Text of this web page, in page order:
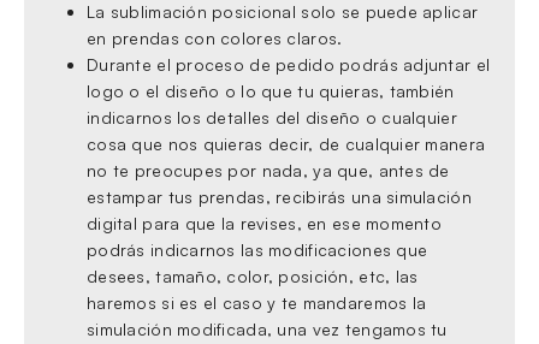
La sublimación posicional solo se puede aplicar
en prendas con colores claros.
Durante el proceso de pedido podrás adjuntar el
logo o el diseño o lo que tu quieras, también
indicarnos los detalles del diseño o cualquier
cosa que nos quieras decir, de cualquier manera
no te preocupes por nada, ya que, antes de
estampar tus prendas, recibirás una simulación
digital para que la revises, en ese momento
podrás indicarnos las modificaciones que
desees, tamaño, color, posición, etc, las
haremos si es el caso y te mandaremos la
simulación modificada, una vez tengamos tu